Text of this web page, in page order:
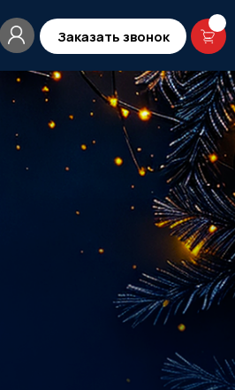
Заказать звонок